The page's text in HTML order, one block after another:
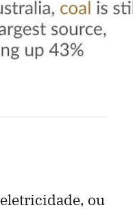
ou